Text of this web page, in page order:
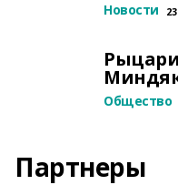
Новости
Общество
Партнеры